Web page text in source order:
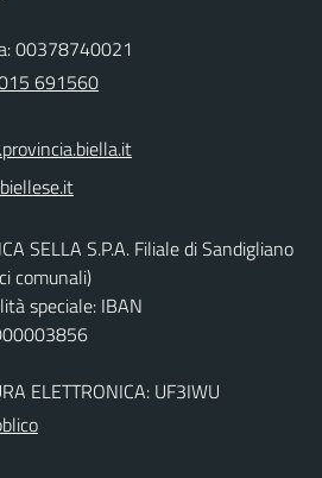
00378740021
691560
SELLA S.P.A. Filiale di Sandigliano
comunali)
speciale: IBAN
ELETTRONICA: UF3IWU